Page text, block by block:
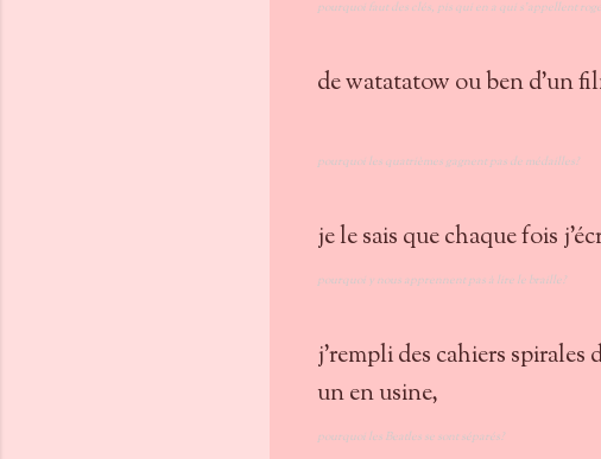
pourquoi faut des clés, pis qui en a qui s'appellent
de watatatow ou ben d'un
pourquoi les quatrièmes gagnent pas de médailles?
je le sais que chaque fois
pourquoi y nous apprennent pas à lire le braille?
j'rempli des cahiers spirales
un en usine,
pourquoi les Beatles se sont séparés?